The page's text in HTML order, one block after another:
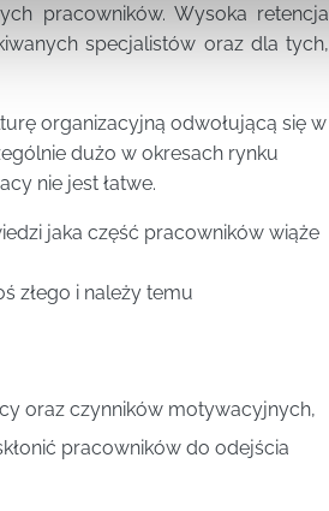
pracowników. Wysoka retencja
specjalistów oraz dla tych,
organizacyjną odwołującą się w
dużo w okresach rynku
nie jest łatwe.
jaka część pracowników wiąże
złego i należy temu
oraz czynników motywacyjnych,
pracowników do odejścia